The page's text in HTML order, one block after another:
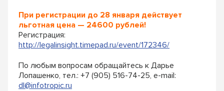
При регистрации до 28 января действует
льготная цена — 24600 рублей!
Регистрация:
http://legalinsight.timepad.ru/event/172346/
По любым вопросам обращайтесь к Дарье
Лопашенко, тел.: +7 (905) 516-74-25, e-mail:
dl@infotropic.ru